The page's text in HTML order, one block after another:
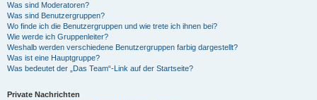
Was sind Moderatoren?
Was sind Benutzergruppen?
Wo finde ich die Benutzergruppen und wie trete ich ihnen bei?
Wie werde ich Gruppenleiter?
Weshalb werden verschiedene Benutzergruppen farbig dargestellt?
Was ist eine Hauptgruppe?
Was bedeutet der „Das Team“-Link auf der Startseite?
Private Nachrichten